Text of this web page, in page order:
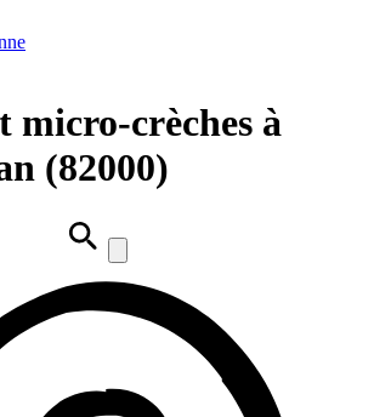
micro-crèches à
(82000)